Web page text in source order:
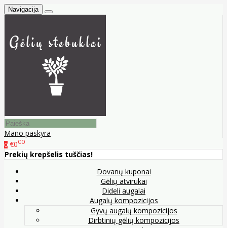
Navigacija
Mano paskyra
0 €000
Prekių krepšelis tuščias!
Dovanų kuponai
Gėlių atvirukai
Dideli augalai
Augalų kompozicijos
Gyvų augalų kompozicijos
Dirbtinių gėlių kompozicijos